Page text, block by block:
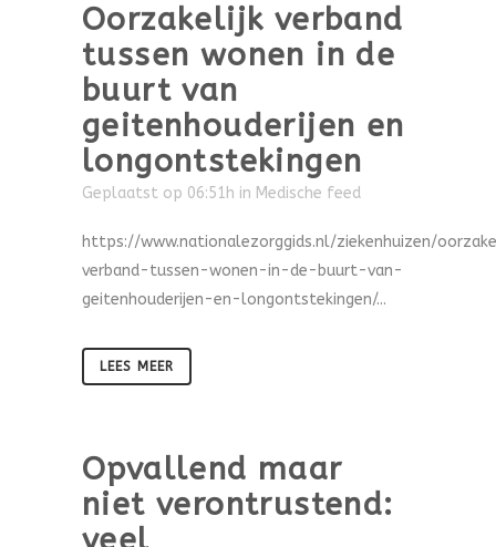
Oorzakelijk verband
tussen wonen in de
buurt van
geitenhouderijen en
longontstekingen
Geplaatst op 06:51h in Medische feed
https://www.nationalezorggids.nl/ziekenhuizen/
verband-tussen-wonen-in-de-buurt-van-
geitenhouderijen-en-longontstekingen/...
LEES MEER
Opvallend maar
niet verontrustend: